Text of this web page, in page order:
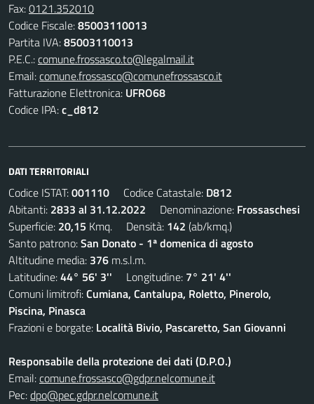
Fax:0121.352010
Codice Fiscale:85003110013
Partita IVA:85003110013
P.E.C.:comune.frossasco.to@legalmail.it
Email:comune.frossasco@comunefrossasco.it
Fatturazione Elettronica: UFRO68
Codice IPA:c_d812
DATI TERRITORIALI
Codice ISTAT:001110 Codice Catastale: D812
Abitanti: 2833 al 31.12.2022 Denominazione: Frossaschesi
Superficie: 20,15 Kmq. Densità: 142 (ab/kmq.)
Santo patrono:San Donato - 1ª domenica di agosto
Altitudine media: 376 m.s.l.m.
Latitudine:44° 56' 3'' Longitudine: 7° 21' 4''
Comuni limitrofi:Cumiana, Cantalupa, Roletto, Pinerolo,
Piscina, Pinasca
Frazioni e borgate: Località Bivio, Pascaretto, San Giovanni
Responsabile della protezione dei dati (D.P.O.)
Email:comune.frossasco@gdpr.nelcomune.it
Pec:dpo@pec.gdpr.nelcomune.it